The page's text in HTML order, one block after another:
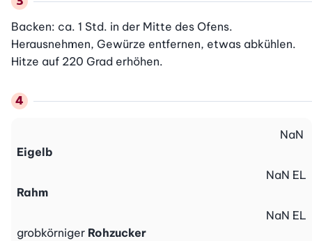
Backen: ca. 1 Std. in der Mitte des Ofens.
Herausnehmen, Gewürze entfernen, etwas abkühlen.
Hitze auf 220 Grad erhöhen.
Eigelb
NaN
Rahm
NaN EL
grobkörniger Rohzucker
NaN EL